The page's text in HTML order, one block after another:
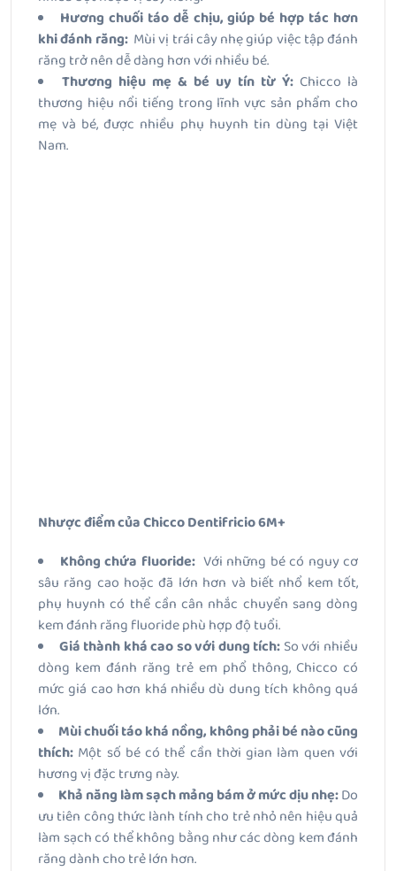
Hương chuối táo dễ chịu, giúp bé hợp tác hơn
khi đánh răng: Mùi vị trái cây nhẹ giúp việc tập đánh
răng trở nên dễ dàng hơn với nhiều bé.
Thương hiệu mẹ & bé uy tín từ Ý: Chicco là
thương hiệu nổi tiếng trong lĩnh vực sản phẩm cho
mẹ và bé, được nhiều phụ huynh tin dùng tại Việt
Nam.
Nhược điểm của Chicco Dentifricio 6M+
Không chứa fluoride: Với những bé có nguy cơ
sâu răng cao hoặc đã lớn hơn và biết nhổ kem tốt,
phụ huynh có thể cần cân nhắc chuyển sang dòng
kem đánh răng fluoride phù hợp độ tuổi.
Giá thành khá cao so với dung tích: So với nhiều
dòng kem đánh răng trẻ em phổ thông, Chicco có
mức giá cao hơn khá nhiều dù dung tích không quá
lớn.
Mùi chuối táo khá nồng, không phải bé nào cũng
thích: Một số bé có thể cần thời gian làm quen với
hương vị đặc trưng này.
Khả năng làm sạch mảng bám ở mức dịu nhẹ:Do
ưu tiên công thức lành tính cho trẻ nhỏ nên hiệu quả
làm sạch có thể không bằng như các dòng kem đánh
răng dành cho trẻ lớn hơn.